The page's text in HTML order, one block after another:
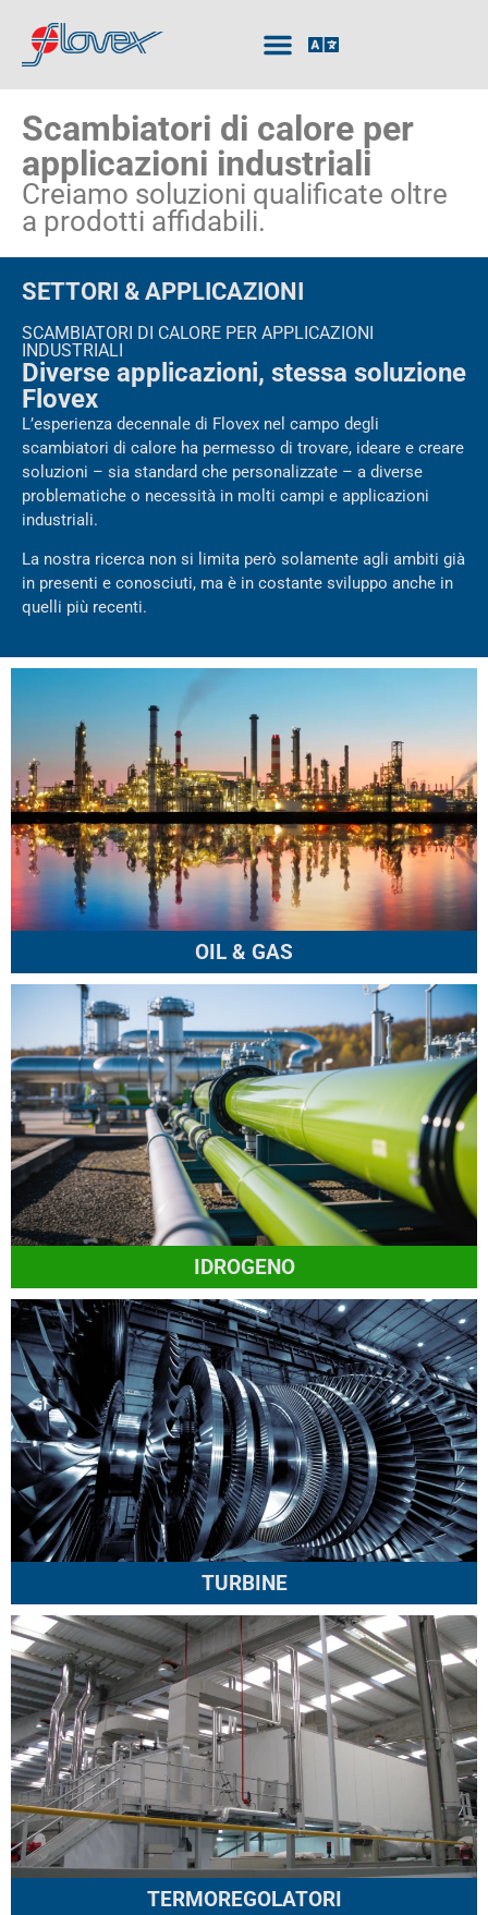
Scambiatori di calore per
applicazioni industriali
Creiamo soluzioni qualificate oltre
a prodotti affidabili.
SETTORI & APPLICAZIONI
SCAMBIATORI DI CALORE PER APPLICAZIONI
INDUSTRIALI
Diverse applicazioni, stessa soluzione
Flovex
L’esperienza decennale di Flovex nel campo degli
scambiatori di calore ha permesso di trovare, ideare e creare
soluzioni – sia standard che personalizzate – a diverse
problematiche o necessità in molti campi e applicazioni
industriali.
La nostra ricerca non si limita però solamente agli ambiti già
in presenti e conosciuti, ma è in costante sviluppo anche in
quelli più recenti.
OIL & GAS
IDROGENO
TURBINE
TERMOREGOLATORI